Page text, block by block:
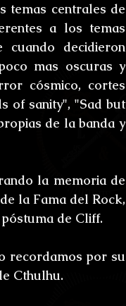
temas centrales de
a los temas
decidieron
mas oscuras y
cósmico, cortes
of sanity", "Sad but
de la banda y
la memoria de
la Fama del Rock,
de Cliff.
recordamos por su
Cthulhu.